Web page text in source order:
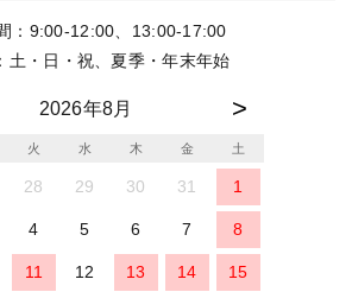
：9:00-12:00、13:00-17:00
土・日・祝、夏季・年末年始
2026年8月
火 水 木 金 土
28 29 30 31 1
4 5 6 7 8
11 12 13 14 15